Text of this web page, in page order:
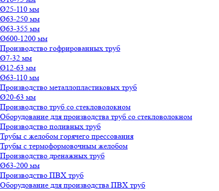
Ø25-110 мм
Ø63-250 мм
Ø63-355 мм
Ø600-1200 мм
Производство гофрированных труб
Ø7-32 мм
Ø12-63 мм
Ø63-110 мм
Производство металлопластиковых труб
Ø20-63 мм
Производство труб со стекловолокном
Оборудование для производства труб со стекловолокном
Производство поливных труб
Трубы с желобом горячего прессования
Трубы с термоформовочным желобом
Производство дренажных труб
Ø63-200 мм
Производство ПВХ труб
Оборудование для производства ПВХ труб